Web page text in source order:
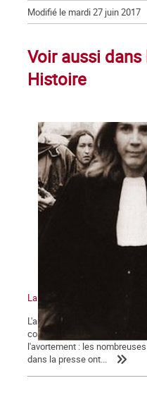
Modifié le mardi 27 juin 2017
Voir aussi
Histoire
La bataille pour la
L'année 1971 se clot dans
condition des femmes et
l'avortement : les
dans la presse ont...